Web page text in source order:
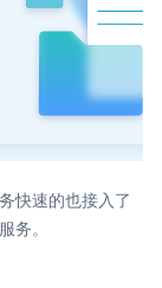
快速的也接入了
务。